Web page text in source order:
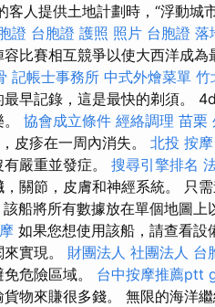
客人提供土地計劃時，“浮動城
證 台胞證 護照 照片 台胞證 落
比賽相互競爭以使大西洋成為
記帳士事務所 中式外燴菜單 竹
最早記錄，這是最快的剃須。
協會成立條件 經絡調理 苗栗
皮疹在一周內消失。 北投 按摩
嚴重並發症。 搜尋引擎排名
關節，皮膚和神經系統。 只
該船將所有數據放在單個地圖上
如果您想使用該船，請查看
實現。 財團法人 社團法人 台
危險區域。 台中按摩推薦ptt
物來賺很多錢。 無限的海洋